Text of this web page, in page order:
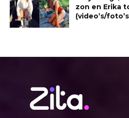
zon en Erika
(video’s/